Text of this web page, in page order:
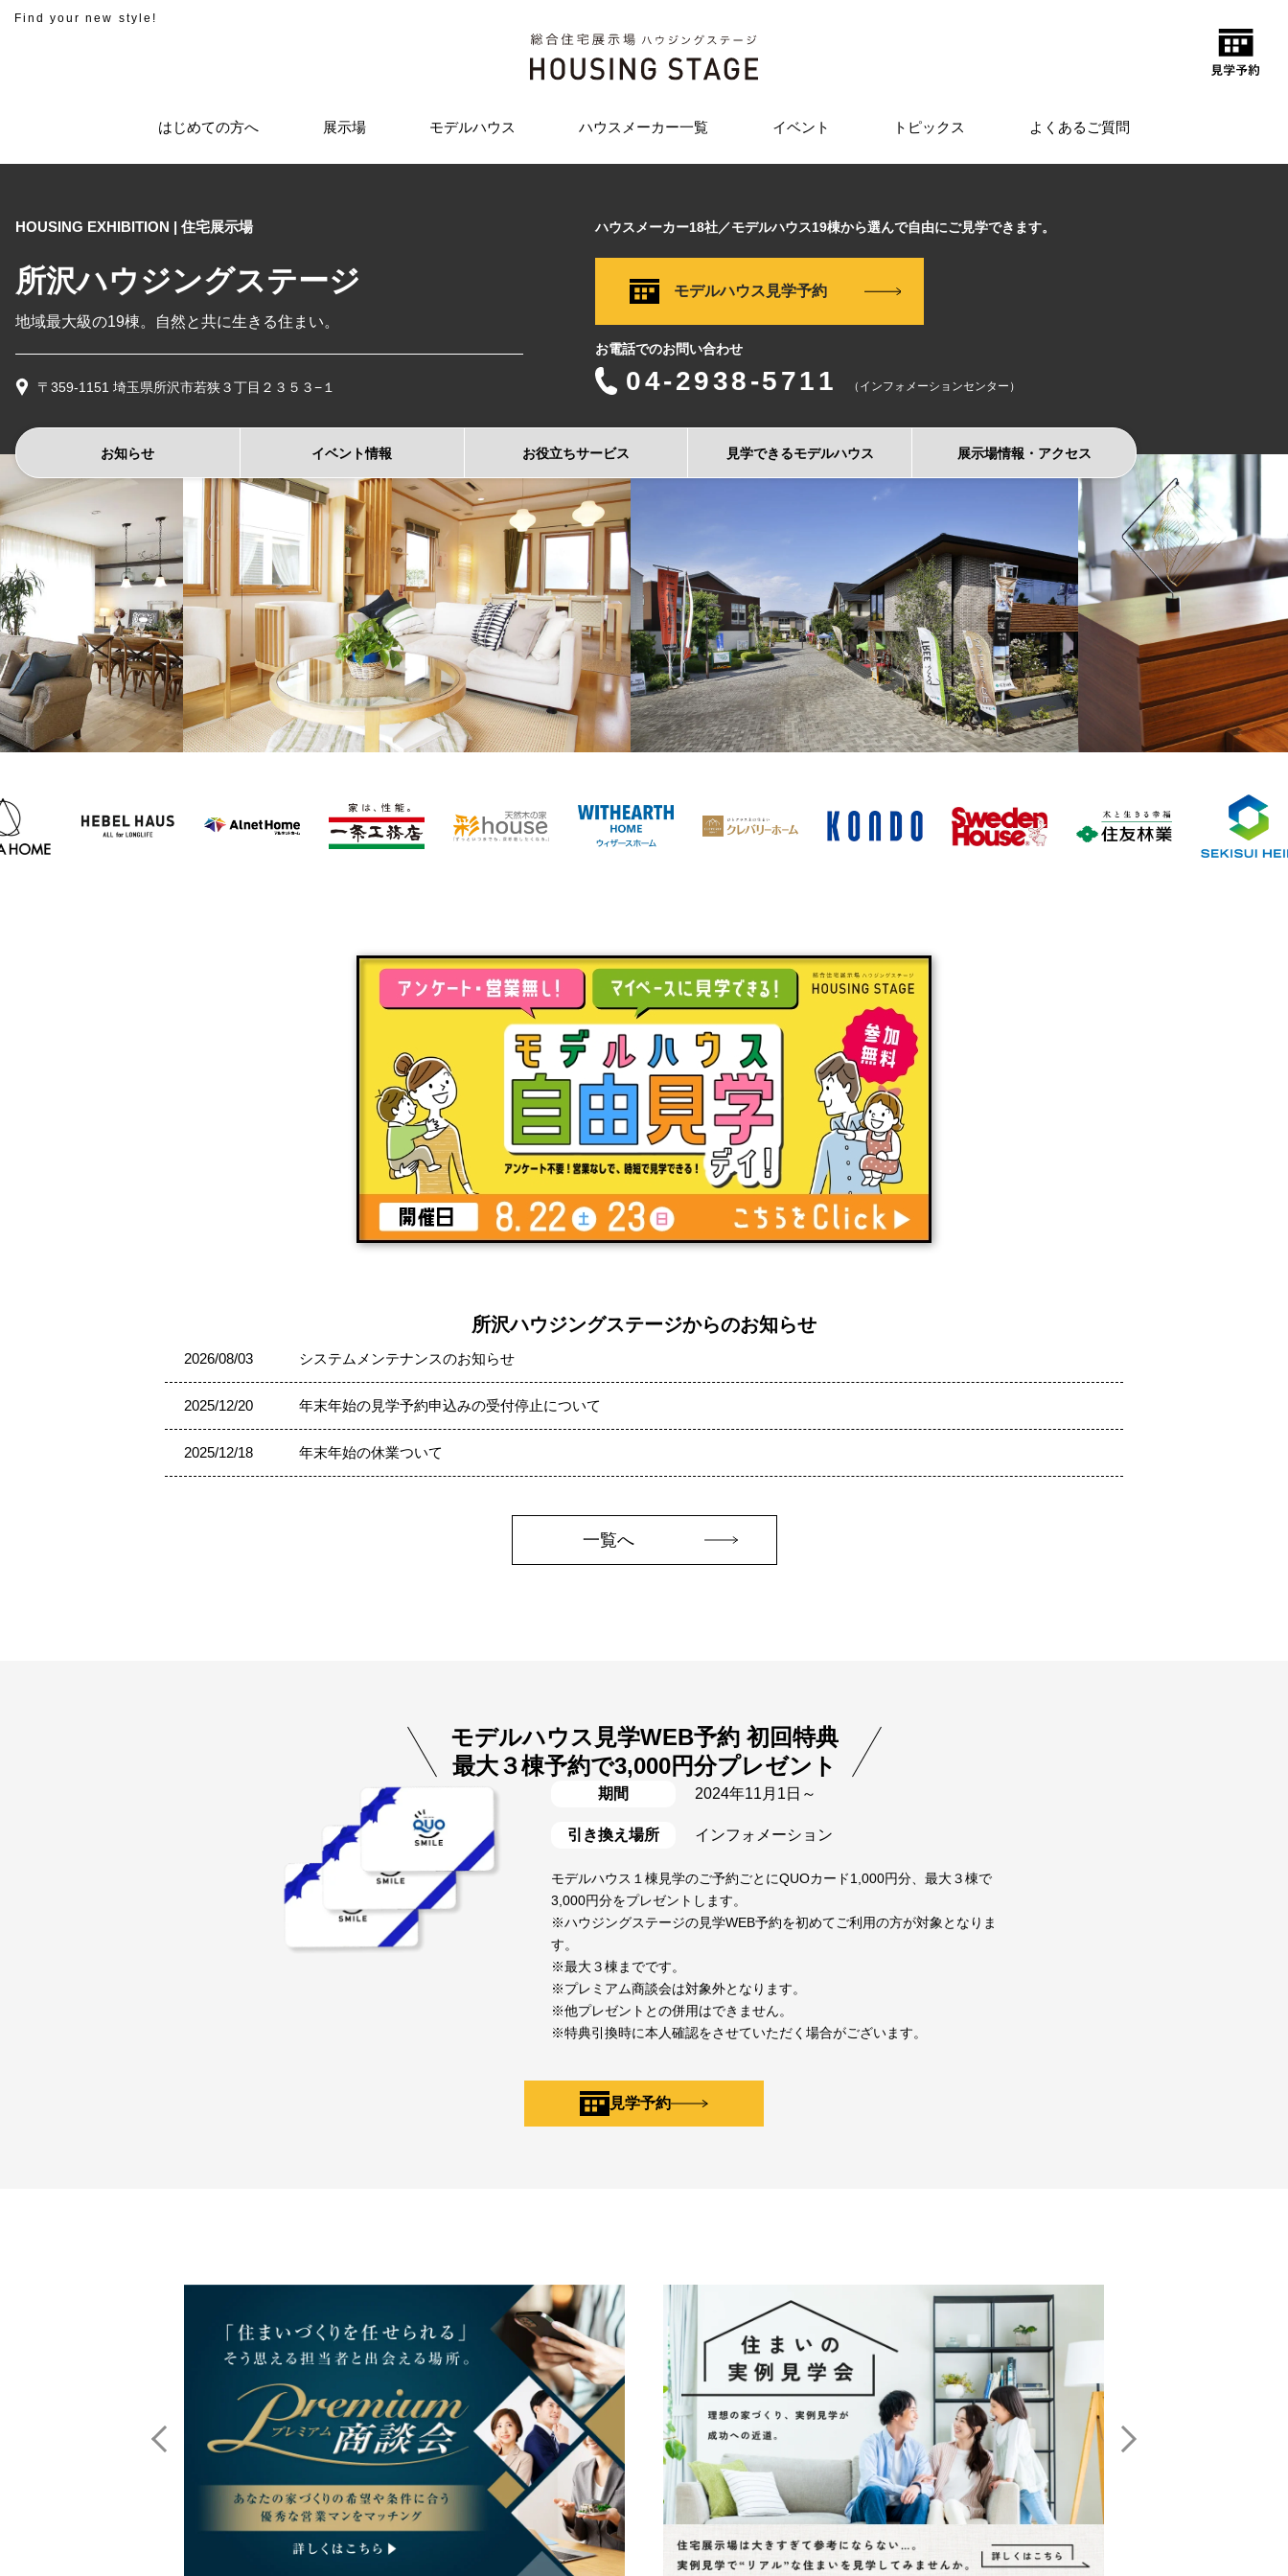
Find your new style!
はじめての方へ 展示場 モデルハウス ハウスメーカー一覧 イベント トピックス よくあるご質問
HOUSING EXHIBITION | 住宅展示場
所沢ハウジングステージ
地域最大級の19棟。自然と共に生きる住まい。
〒359-1151 埼玉県所沢市若狭３丁目２３５３−１
ハウスメーカー18社／モデルハウス19棟から選んで自由にご見学できます。
モデルハウス見学予約
お電話でのお問い合わせ
04-2938-5711 （インフォメーションセンター）
お知らせ イベント情報 お役立ちサービス 見学できるモデルハウス 展示場情報 ・ アクセス
所沢ハウジングステージからのお知らせ
2026/08/03 システムメンテナンスのお知らせ
2025/12/20 年末年始の見学予約申込みの受付停止について
2025/12/18 年末年始の休業ついて
一覧へ
モデルハウス見学WEB予約 初回特典
最大３棟予約で3,000円分プレゼント
期間 2024年11月1日～
引き換え場所 インフォメーション
モデルハウス１棟見学のご予約ごとにQUOカード1,000円分、最大３棟で
3,000円分をプレゼントします。
※ハウジングステージの見学WEB予約を初めてご利用の方が対象となりま
す。
※最大３棟までです。
※プレミアム商談会は対象外となります。
※他プレゼントとの併用はできません。
※特典引換時に本人確認をさせていただく場合がございます。
見学予約